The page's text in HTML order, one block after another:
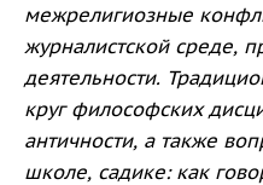
межрелигиозные
журналистской среде,
деятельности.
круг философских
античности, а также
школе, садике: как